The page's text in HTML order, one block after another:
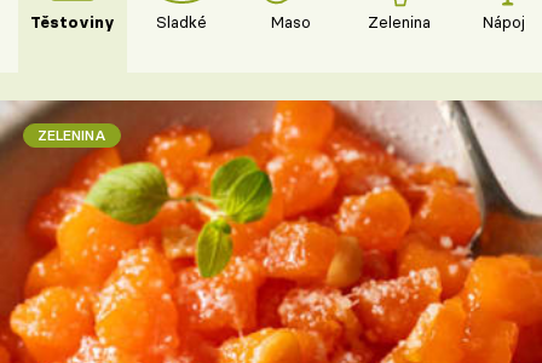
Těstoviny Sladké Maso Zelenina Nápoje
ZELENINA